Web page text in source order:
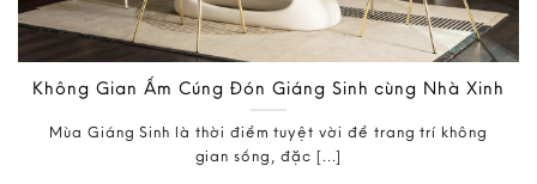
Không Gian Ấm Cúng Đón Giáng Sinh cùng Nhà Xinh
Mùa Giáng Sinh là thời điểm tuyệt vời để trang trí không
gian sống, đặc [...]